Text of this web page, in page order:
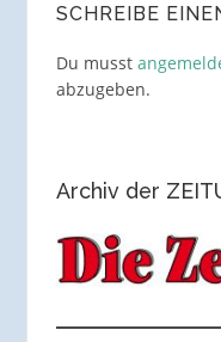
SCHREIBE
Du musst
abzugeben.
Archiv der